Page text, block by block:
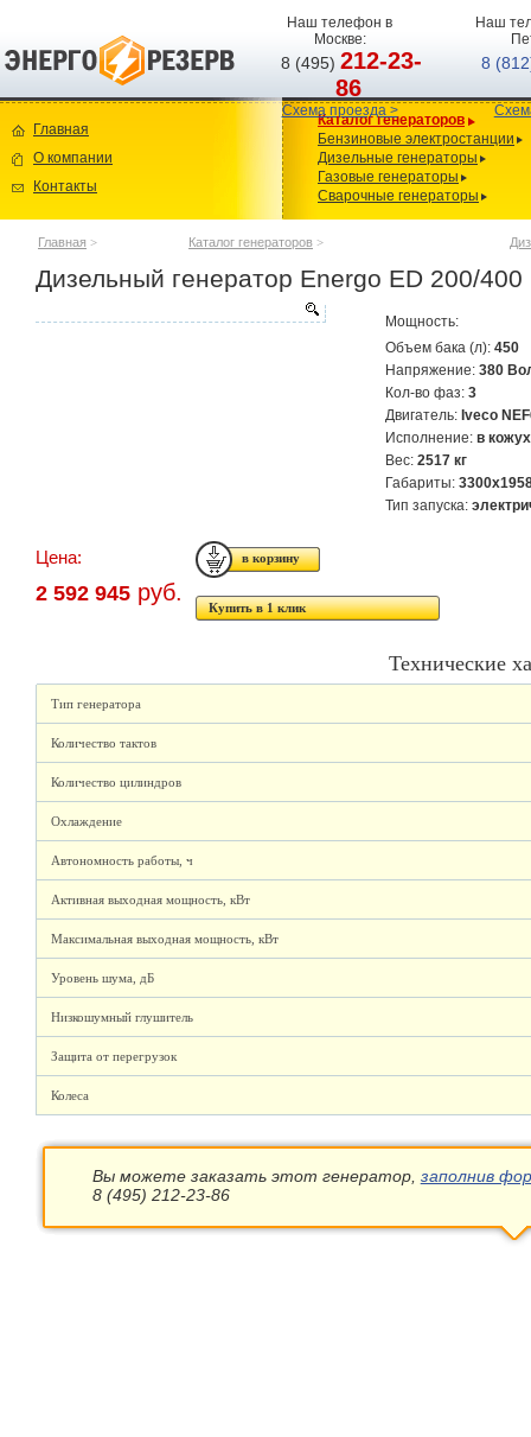
Наш телефон в
Москве:
8 (495)212-23-
86
Схема проезда >
Наш
8
Главная
О компании
Контакты
Каталог генераторов
Бензиновые электростанции
Дизельные генераторы
Газовые генераторы
Сварочные генераторы
Главная > Каталог генераторов >
Дизельный генератор Energo ED 200/400
Мощность:
Объем бака (л): 450
Напряжение: 380
Кол-во фаз: 3
Двигатель: Iveco
Исполнение: в
Вес: 2517 кг
Габариты:
Тип запуска:
Цена:
2 592 945 руб.
Купить в 1 клик
Технические
Тип генератора
Количество тактов
Количество цилиндров
Охлаждение
Автономность работы, ч
Активная выходная мощность, кВт
Максимальная выходная мощность, кВт
Уровень шума, дБ
Низкошумный глушитель
Защита от перегрузок
Колеса
Вы можете заказать этот генератор, заполнив
8 (495) 212-23-86